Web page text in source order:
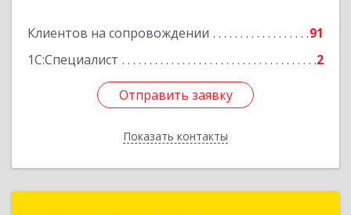
Клиентов на сопровождении
91
1С:Специалист
2
Отправить заявку
Показать контакты
Отправить заявку
Назад